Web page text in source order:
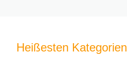
Heißesten Kategorien